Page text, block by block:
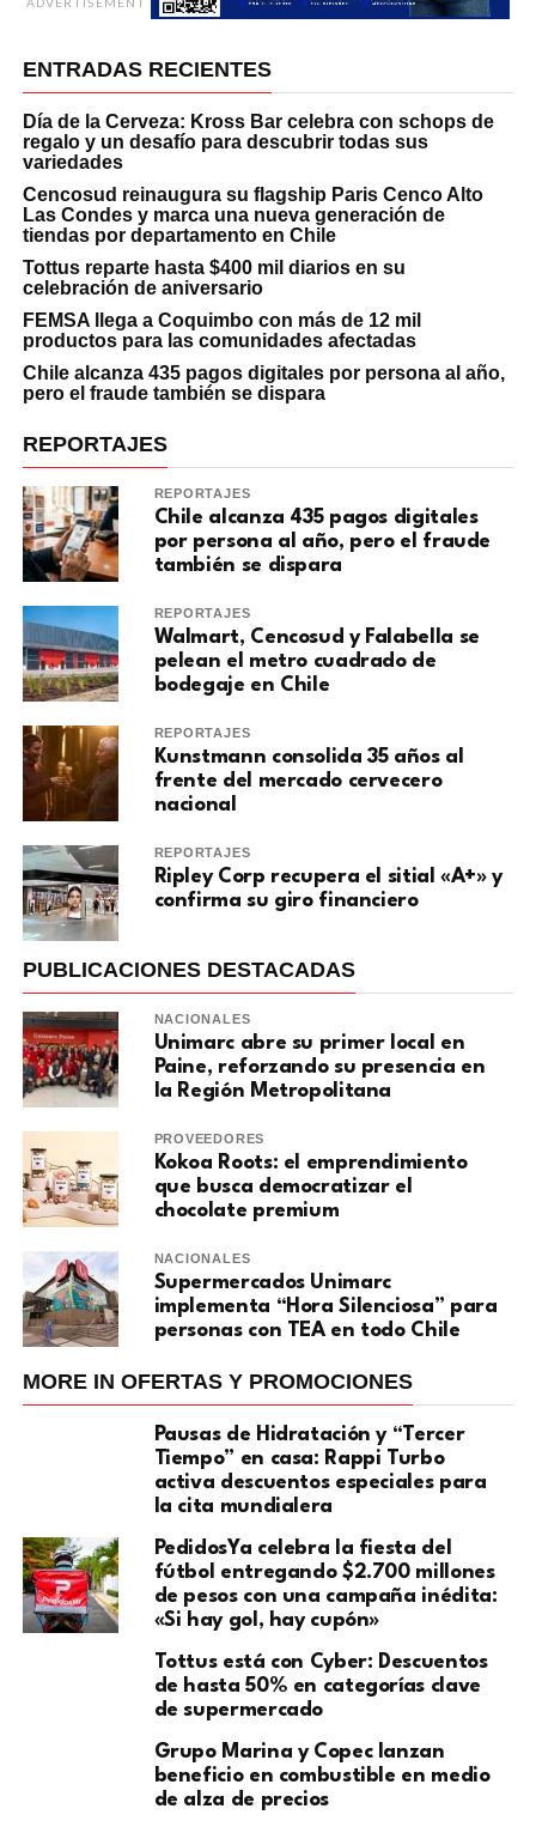
ENTRADAS RECIENTES
Día de la Cerveza: Kross Bar celebra con schops de
regalo y un desafío para descubrir todas sus
variedades
Cencosud reinaugura su flagship Paris Cenco Alto
Las Condes y marca una nueva generación de
tiendas por departamento en Chile
Tottus reparte hasta $400 mil diarios en su
celebración de aniversario
FEMSA llega a Coquimbo con más de 12 mil
productos para las comunidades afectadas
Chile alcanza 435 pagos digitales por persona al año,
pero el fraude también se dispara
REPORTAJES
REPORTAJES
Chile alcanza 435 pagos digitales
por persona al año, pero el fraude
también se dispara
REPORTAJES
Walmart, Cencosud y Falabella se
pelean el metro cuadrado de
bodegaje en Chile
REPORTAJES
Kunstmann consolida 35 años al
frente del mercado cervecero
nacional
REPORTAJES
Ripley Corp recupera el sitial «A+» y
confirma su giro financiero
PUBLICACIONES DESTACADAS
NACIONALES
Unimarc abre su primer local en
Paine, reforzando su presencia en
la Región Metropolitana
PROVEEDORES
Kokoa Roots: el emprendimiento
que busca democratizar el
chocolate premium
NACIONALES
Supermercados Unimarc
implementa “Hora Silenciosa” para
personas con TEA en todo Chile
MORE IN OFERTAS Y PROMOCIONES
Pausas de Hidratación y “Tercer
Tiempo” en casa: Rappi Turbo
activa descuentos especiales para
la cita mundialera
PedidosYa celebra la fiesta del
fútbol entregando $2.700 millones
de pesos con una campaña inédita:
«Si hay gol, hay cupón»
Tottus está con Cyber: Descuentos
de hasta 50% en categorías clave
de supermercado
Grupo Marina y Copec lanzan
beneficio en combustible en medio
de alza de precios